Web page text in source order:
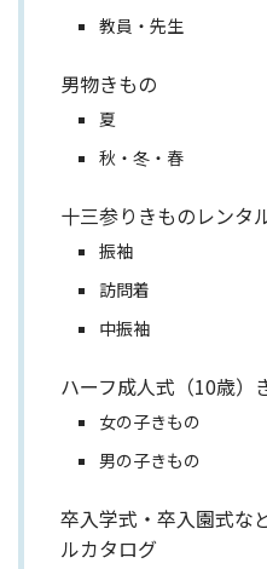
教員・先生
男物きもの
夏
秋・冬・春
十三参りきものレンタ
振袖
訪問着
中振袖
ハーフ成人式（10歳）
女の子きもの
男の子きもの
卒入学式・卒入園式な
ルカタログ